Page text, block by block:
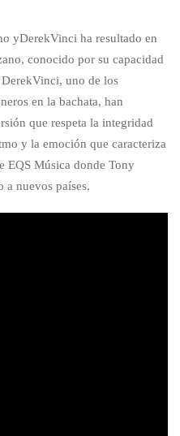
yDerekVinci ha resultado en
conocido por su capacidad
uno de los
en la bachata, han
que respeta la integridad
y la emoción que caracteriza
EQS Música donde Tony
a nuevos países.